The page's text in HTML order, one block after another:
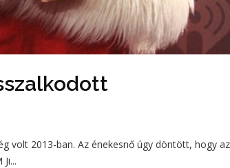
volt 2013-ban. Az énekesnő úgy döntött, hogy